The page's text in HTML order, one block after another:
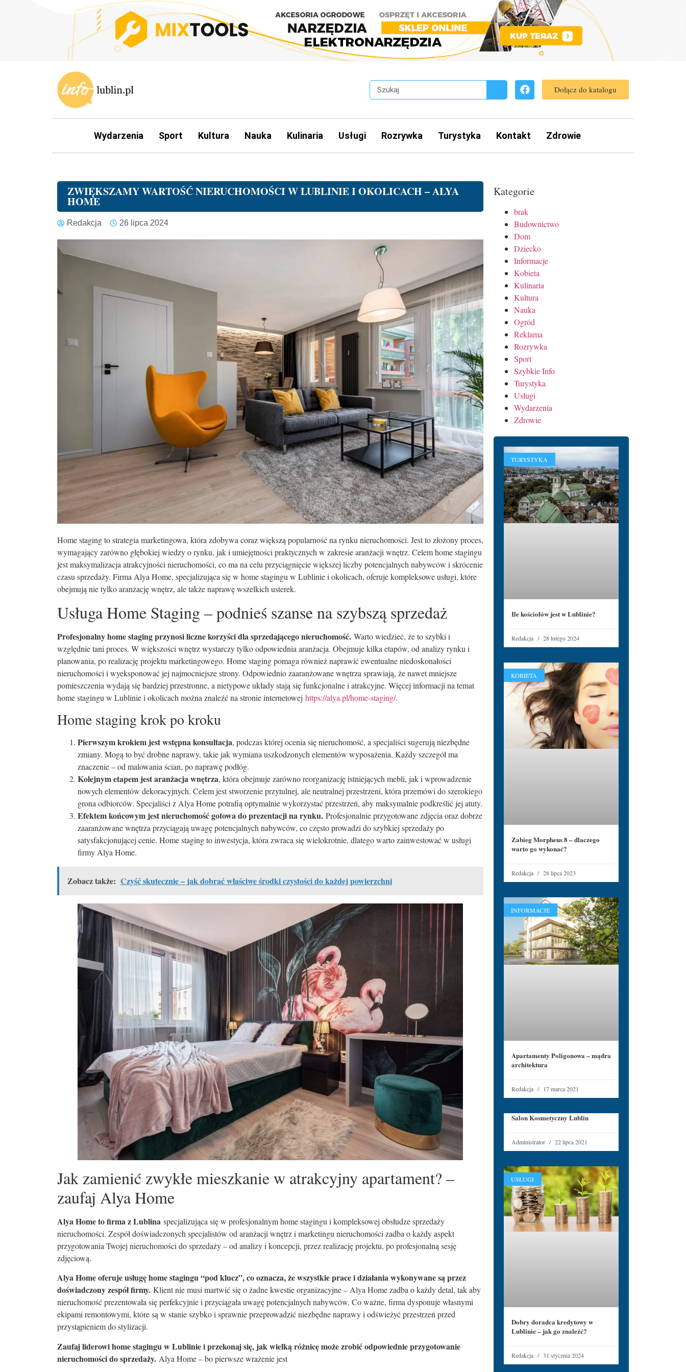
Dołącz do katalogu
Wydarzenia Sport Kultura Nauka Kulinaria Usługi Rozrywka Turystyka Kontakt Zdrowie
ZWIĘKSZAMY WARTOŚĆ NIERUCHOMOŚCI W LUBLINIE I OKOLICACH – ALYA
HOME
Redakcja 26 lipca 2024
Home staging to strategia marketingowa, która zdobywa coraz większą popularność na rynku nieruchomości. Jest to złożony proces,
wymagający zarówno głębokiej wiedzy o rynku, jak i umiejętności praktycznych w zakresie aranżacji wnętrz. Celem home stagingu
jest maksymalizacja atrakcyjności nieruchomości, co ma na celu przyciągnięcie większej liczby potencjalnych nabywców i skrócenie
czasu sprzedaży. Firma Alya Home, specjalizująca się w home stagingu w Lublinie i okolicach, oferuje kompleksowe usługi, które
obejmują nie tylko aranżację wnętrz, ale także naprawę wszelkich usterek.
Usługa Home Staging – podnieś szanse na szybszą sprzedaż
Profesjonalny home staging przynosi liczne korzyści dla sprzedającego nieruchomość. Warto wiedzieć, że to szybki i
względnie tani proces. W większości wnętrz wystarczy tylko odpowiednia aranżacja. Obejmuje kilka etapów, od analizy rynku i
planowania, po realizację projektu marketingowego. Home staging pomaga również naprawić ewentualne niedoskonałości
nieruchomości i wyeksponować jej najmocniejsze strony. Odpowiednio zaaranżowane wnętrza sprawiają, że nawet mniejsze
pomieszczenia wydają się bardziej przestronne, a nietypowe układy stają się funkcjonalne i atrakcyjne. Więcej informacji na temat
home stagingu w Lublinie i okolicach można znaleźć na stronie internetowej https://alya.pl/home-staging/.
Home staging krok po kroku
Pierwszym krokiem jest wstępna konsultacja, podczas której ocenia się nieruchomość, a specjaliści sugerują niezbędne
zmiany. Mogą to być drobne naprawy, takie jak wymiana uszkodzonych elementów wyposażenia. Każdy szczegół ma
znaczenie – od malowania ścian, po naprawę podłóg.
Kolejnym etapem jest aranżacja wnętrza, która obejmuje zarówno reorganizację istniejących mebli, jak i wprowadzenie
nowych elementów dekoracyjnych. Celem jest stworzenie przytulnej, ale neutralnej przestrzeni, która przemówi do szerokiego
grona odbiorców. Specjaliści z Alya Home potrafią optymalnie wykorzystać przestrzeń, aby maksymalnie podkreślić jej atuty.
Efektem końcowym jest nieruchomość gotowa do prezentacji na rynku. Profesjonalnie przygotowane zdjęcia oraz dobrze
zaaranżowane wnętrza przyciągają uwagę potencjalnych nabywców, co często prowadzi do szybkiej sprzedaży po
satysfakcjonującej cenie. Home staging to inwestycja, która zwraca się wielokrotnie, dlatego warto zainwestować w usługi
firmy Alya Home.
Zobacz także: Czyść skutecznie – jak dobrać właściwe środki czystości do każdej powierzchni
Jak zamienić zwykłe mieszkanie w atrakcyjny apartament? –
zaufaj Alya Home
Alya Home to firma z Lublina specjalizująca się w profesjonalnym home stagingu i kompleksowej obsłudze sprzedaży
nieruchomości. Zespół doświadczonych specjalistów od aranżacji wnętrz i marketingu nieruchomości zadba o każdy aspekt
przygotowania Twojej nieruchomości do sprzedaży – od analizy i koncepcji, przez realizację projektu, po profesjonalną sesję
zdjęciową.
Alya Home oferuje usługę home stagingu “pod klucz”, co oznacza, że wszystkie prace i działania wykonywane są przez
doświadczony zespół firmy. Klient nie musi martwić się o żadne kwestie organizacyjne – Alya Home zadba o każdy detal, tak aby
nieruchomość prezentowała się perfekcyjnie i przyciągała uwagę potencjalnych nabywców. Co ważne, firma dysponuje własnymi
ekipami remontowymi, które są w stanie szybko i sprawnie przeprowadzić niezbędne naprawy i odświeżyć przestrzeń przed
przystąpieniem do stylizacji.
Zaufaj liderowi home stagingu w Lublinie i przekonaj się, jak wielką różnicę może zrobić odpowiednie przygotowanie
nieruchomości do sprzedaży. Alya Home – bo pierwsze wrażenie jest
Kategorie
brak
Budownictwo
Dom
Dziecko
Informacje
Kobieta
Kulinaria
Kultura
Nauka
Ogród
Reklama
Rozrywka
Sport
Szybkie Info
Turystyka
Usługi
Wydarzenia
Zdrowie
TURYSTYKA
Ile kościołów jest w Lublinie?
Redakcja 28 lutego 2024
KOBIETA
Zabieg Morpheus 8 – dlaczego
warto go wykonać?
Redakcja 28 lipca 2023
INFORMACJE
Apartamenty Poligonowa – mądra
architektura
Redakcja 17 marca 2021
Salon Kosmetyczny Lublin
Administrator 22 lipca 2021
USŁUGI
Dobry doradca kredytowy w
Lublinie – jak go znaleźć?
Redakcja 31 stycznia 2024